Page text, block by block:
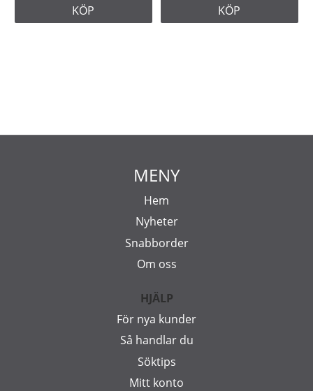
KÖP KÖP
MENY
Hem
Nyheter
Snabborder
Om oss
HJÄLP
För nya kunder
Så handlar du
Söktips
Mitt konto